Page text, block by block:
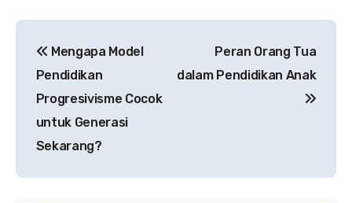
navigation
Mengapa Model
Pendidikan
Progresivisme Cocok
untuk Generasi
Sekarang?
Peran Orang Tua
dalam Pendidikan Anak